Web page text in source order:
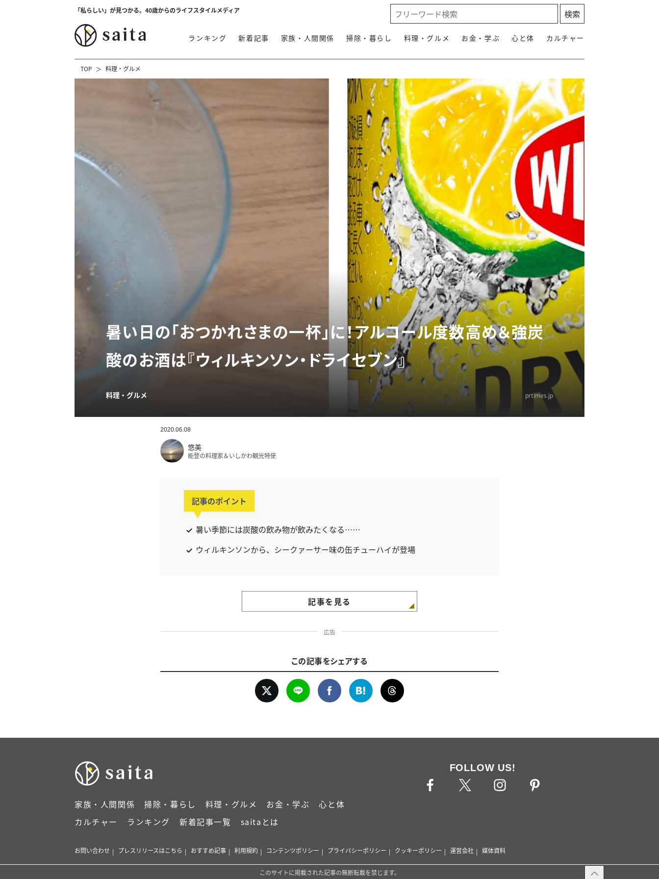
「私らしい」が見つかる。40歳からのライフスタイルメディア
ランキング 新着記事 家族・人間関係 掃除・暮らし 料理・グルメ お金・学ぶ 心と体 カルチャー
TOP 料理・グルメ
暑い日の「おつかれさまの一杯」に！アルコール度数高め＆強炭
酸のお酒は『ウィルキンソン・ドライセブン』
料理・グルメ prtimes.jp
2020.06.08
悠美
能登の料理家＆いしかわ観光特使
記事のポイント
暑い季節には炭酸の飲み物が飲みたくなる……
ウィルキンソンから、シークァーサー味の缶チューハイが登場
記事を見る
広告
この記事をシェアする
家族・人間関係 掃除・暮らし 料理・グルメ お金・学ぶ
心と体
カルチャー
ランキング 新着記事一覧 saitaとは
FOLLOW US!
お問い合わせ プレスリリースはこちら おすすめ記事 利用規約 コンテンツポリシー プライバシーポリシー クッキーポリシー 運営会社 媒体資料
このサイトに掲載された記事の無断転載を禁じます。